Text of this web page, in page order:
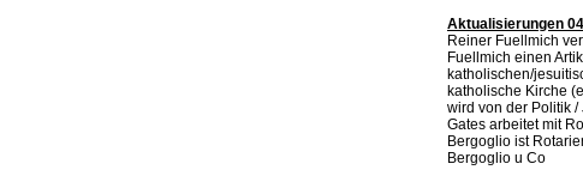
Aktualisierungen
Reiner Fuellmich
Fuellmich einen
katholischen/
katholische Kirche
wird von der Politik /
Gates arbeitet mit
Bergoglio ist
Bergoglio u Co